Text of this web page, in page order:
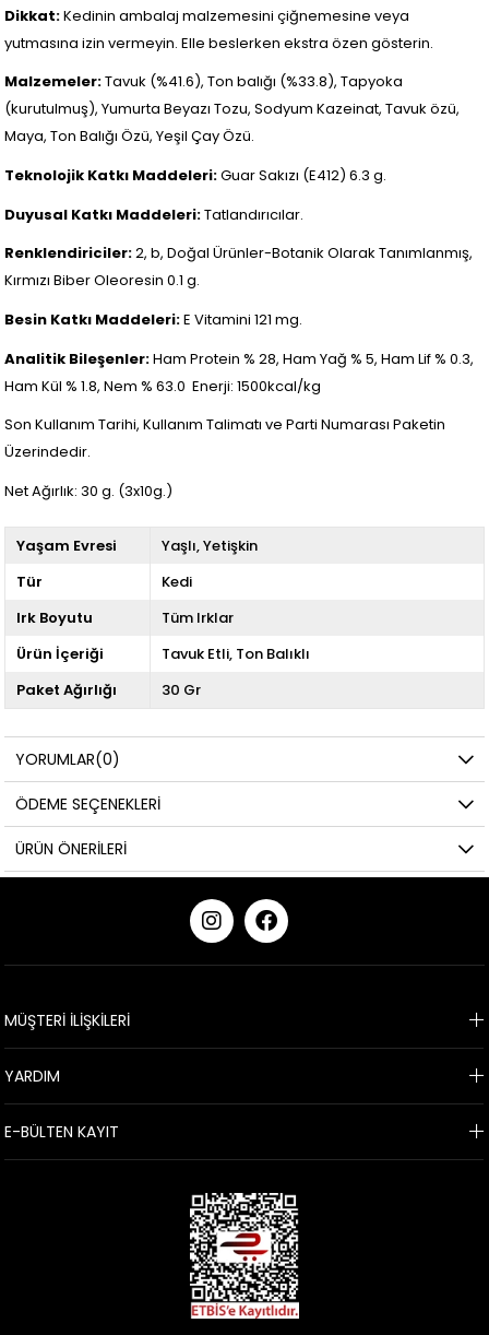
Dikkat:Kedinin ambalaj malzemesini çiğnemesine veya
yutmasına izin vermeyin. Elle beslerken ekstra özen gösterin.
Malzemeler:Tavuk (%41.6), Ton balığı (%33.8), Tapyoka
(kurutulmuş), Yumurta Beyazı Tozu, Sodyum Kazeinat, Tavuk özü,
Maya, Ton Balığı Özü, Yeşil Çay Özü.
Teknolojik Katkı Maddeleri:Guar Sakızı (E412) 6.3 g.
Duyusal Katkı Maddeleri:Tatlandırıcılar.
Renklendiriciler:2, b, Doğal Ürünler-Botanik Olarak Tanımlanmış,
Kırmızı Biber Oleoresin 0.1 g.
Besin Katkı Maddeleri:E Vitamini 121 mg.
Analitik Bileşenler:Ham Protein % 28, Ham Yağ % 5, Ham Lif % 0.3,
Ham Kül % 1.8, Nem % 63.0 Enerji: 1500kcal/kg
Son Kullanım Tarihi, Kullanım Talimatı ve Parti Numarası Paketin
Üzerindedir.
Net Ağırlık: 30 g. (3x10g.)
Yaşam Evresi Yaşlı Yetişkin
Tür
Kedi
Irk Boyutu
Tüm Irklar
Ürün İçeriği
Tavuk Etli Ton Balıklı
Paket Ağırlığı
30 Gr
YORUMLAR(0)
ÖDEME SEÇENEKLERI
ÜRÜN ÖNERILERI
MÜŞTERİ İLİŞKİLERİ
YARDIM
E-BÜLTEN KAYIT